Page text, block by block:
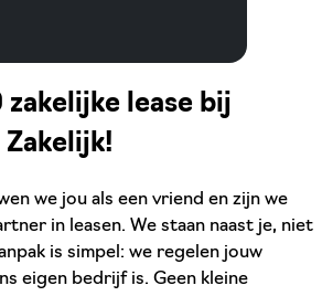
zakelijke lease bij
Zakelijk!
we jou als een vriend en zijn we
in leasen. We staan naast je, niet
is simpel: we regelen jouw
eigen bedrijf is. Geen kleine